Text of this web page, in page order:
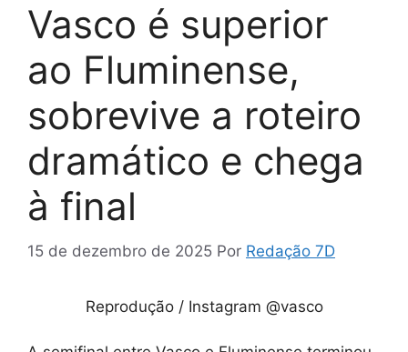
Vasco é superior
ao Fluminense,
sobrevive a roteiro
dramático e chega
à final
15 de dezembro de 2025 Por Redação 7D
Reprodução / Instagram @vasco